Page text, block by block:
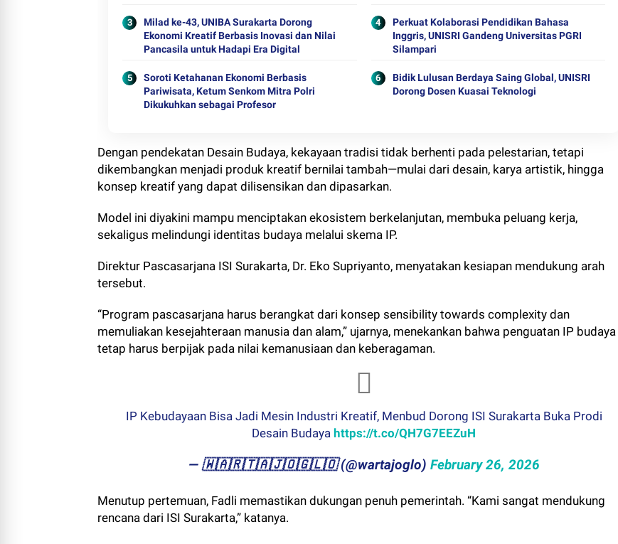
Milad ke-43, UNIBA Surakarta Dorong
Ekonomi Kreatif Berbasis Inovasi dan Nilai
Pancasila untuk Hadapi Era Digital
Perkuat Kolaborasi Pendidikan Bahasa
Inggris, UNISRI Gandeng Universitas PGRI
Silampari
Soroti Ketahanan Ekonomi Berbasis
Pariwisata, Ketum Senkom Mitra Polri
Dikukuhkan sebagai Profesor
Bidik Lulusan Berdaya Saing Global, UNISRI
Dorong Dosen Kuasai Teknologi
Dengan pendekatan Desain Budaya, kekayaan tradisi tidak berhenti pada pelestarian, tetapi
dikembangkan menjadi produk kreatif bernilai tambah—mulai dari desain, karya artistik, hingga
konsep kreatif yang dapat dilisensikan dan dipasarkan.
Model ini diyakini mampu menciptakan ekosistem berkelanjutan, membuka peluang kerja,
sekaligus melindungi identitas budaya melalui skema IP.
Direktur Pascasarjana ISI Surakarta, Dr. Eko Supriyanto, menyatakan kesiapan mendukung arah
tersebut.
“Program pascasarjana harus berangkat dari konsep sensibility towards complexity dan
memuliakan kesejahteraan manusia dan alam,” ujarnya, menekankan bahwa penguatan IP budaya
tetap harus berpijak pada nilai kemanusiaan dan keberagaman.
IP Kebudayaan Bisa Jadi Mesin Industri Kreatif, Menbud Dorong ISI Surakarta Buka Prodi
Desain Budaya https://t.co/QH7G7EEZuH
— ​🇼​​🇦​​🇷​​🇹​​🇦​​🇯​​🇴​​🇬​​🇱​​🇴 (@wartajoglo) February 26, 2026
Menutup pertemuan, Fadli memastikan dukungan penuh pemerintah. “Kami sangat mendukung
rencana dari ISI Surakarta,” katanya.